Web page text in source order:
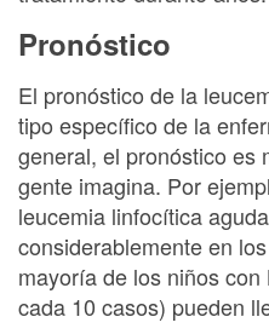
Pronóstico
El pronóstico de la
tipo específico de la
general, el pronóstico es
gente imagina. Por
leucemia linfocítica
considerablemente en
mayoría de los niños
cada 10 casos) pueden